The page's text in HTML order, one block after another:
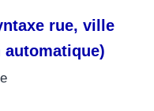
rue, ville